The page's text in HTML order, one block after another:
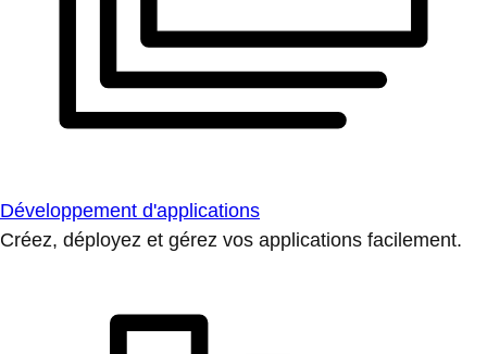
Développement d'applications
Créez, déployez et gérez vos applications facilement.